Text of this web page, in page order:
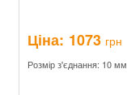
Ціна: 1073 грн
Розмір з'єднання: 10 мм